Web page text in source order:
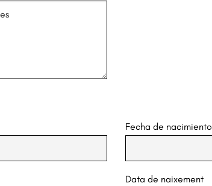
Fecha de nacimiento
Data de naixement